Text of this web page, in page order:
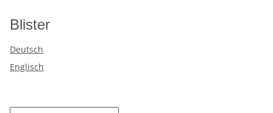
Blister
Deutsch
Englisch